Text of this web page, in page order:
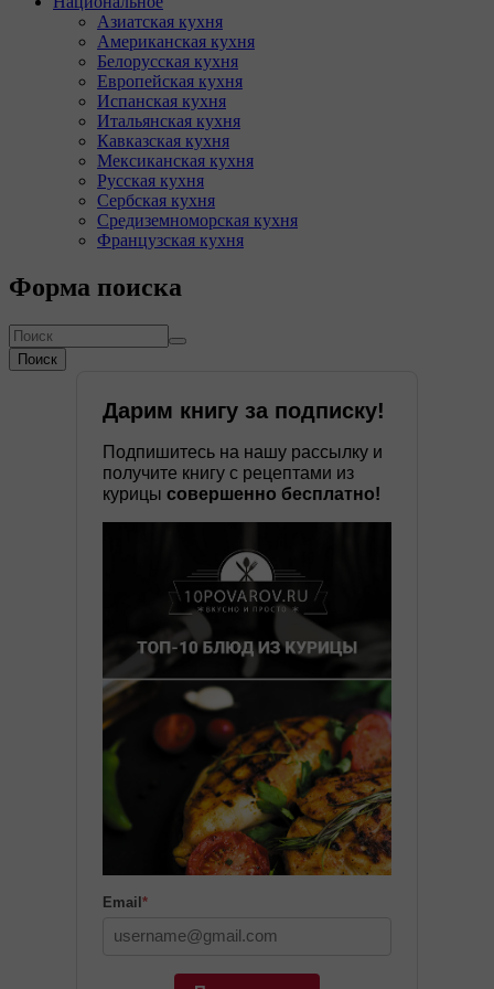
Азиатская кухня
Американская кухня
Белорусская кухня
Европейская кухня
Испанская кухня
Итальянская кухня
Кавказская кухня
Мексиканская кухня
Русская кухня
Сербская кухня
Средиземноморская кухня
Французская кухня
Форма поиска
Поиск
Дарим книгу за подписку!
Подпишитесь на нашу рассылку и
получите книгу с рецептами из
курицы совершенно бесплатно!
Email *